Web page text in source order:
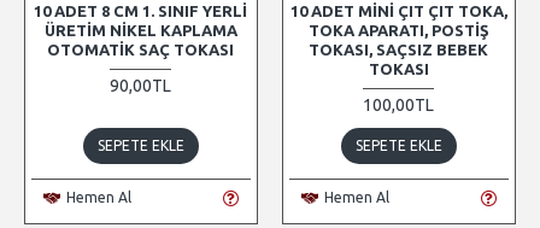
10 ADET 8 CM 1. SINIF YERLI
ÜRETIM NIKEL KAPLAMA
OTOMATIK SAÇ TOKASI
90,00TL
SEPETE EKLE
Hemen Al
10 ADET MINI ÇIT ÇIT TOKA,
TOKA APARATI, POSTIŞ
TOKASI, SAÇSIZ BEBEK
TOKASI
100,00TL
SEPETE EKLE
Hemen Al